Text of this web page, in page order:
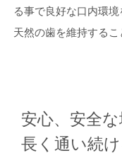
る事で良好な口内環
天然の歯を維持するこ
安心、安全
長く通い続